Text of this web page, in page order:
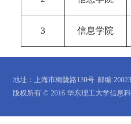
3 信息学院
地址：上海市梅陇路130号 邮编
版权所有 © 2016 华东理工大学信息